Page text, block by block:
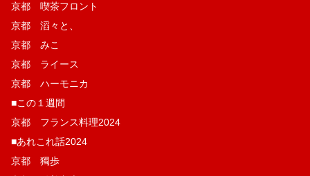
京都 喫茶フロント
京都 滔々と、
京都 みこ
京都 ライース
京都 ハーモニカ
■この１週間
京都 フランス料理2024
■あれこれ話2024
京都 獨歩